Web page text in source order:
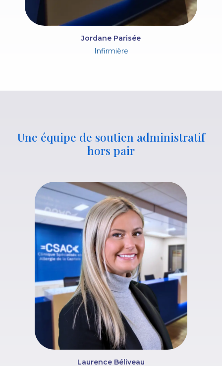
Jordane Parisée
Infirmière
Une équipe de soutien administratif
hors pair
Laurence Béliveau